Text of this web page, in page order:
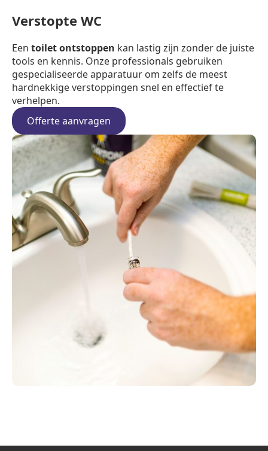
Verstopte WC
Een toilet ontstoppen kan lastig zijn zonder de juiste
tools en kennis. Onze professionals gebruiken
gespecialiseerde apparatuur om zelfs de meest
hardnekkige verstoppingen snel en effectief te
verhelpen.
Offerte aanvragen